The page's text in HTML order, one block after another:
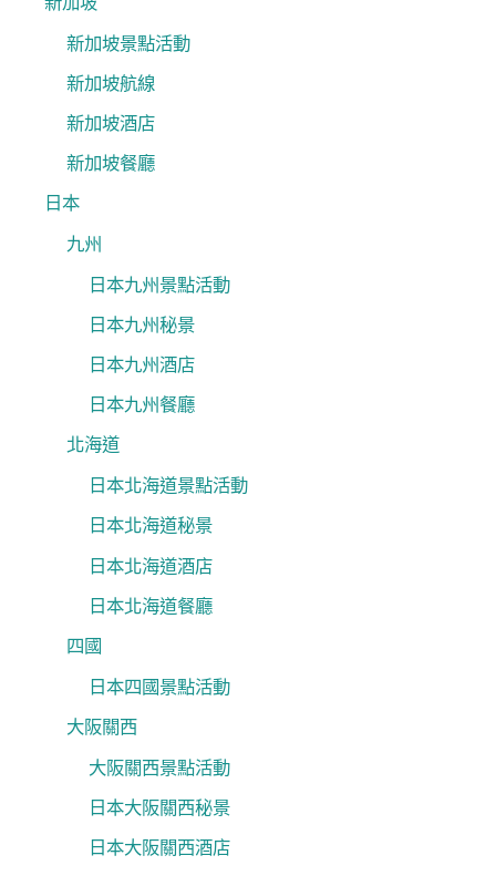
新加坡景點活動
新加坡航線
新加坡酒店
新加坡餐廳
日本
九州
日本九州景點活動
日本九州秘景
日本九州酒店
日本九州餐廳
北海道
日本北海道景點活動
日本北海道秘景
日本北海道酒店
日本北海道餐廳
四國
日本四國景點活動
大阪關西
大阪關西景點活動
日本大阪關西秘景
日本大阪關西酒店